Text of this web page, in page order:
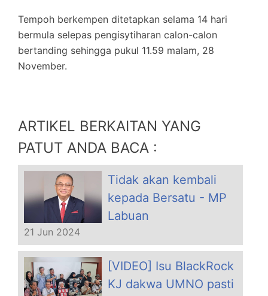
Tempoh berkempen ditetapkan selama 14 hari
bermula selepas pengisytiharan calon-calon
bertanding sehingga pukul 11.59 malam, 28
November.
ARTIKEL BERKAITAN YANG
PATUT ANDA BACA :
Tidak akan kembali
kepada Bersatu - MP
Labuan
21 Jun 2024
[VIDEO] Isu BlackRock
KJ dakwa UMNO pasti